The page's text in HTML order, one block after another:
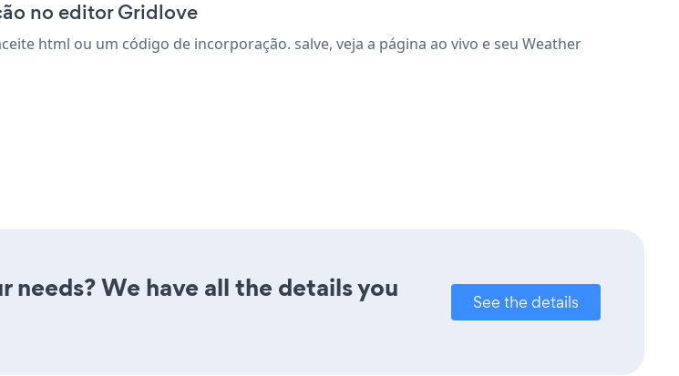
no editor Gridlove
html ou um código de incorporação. salve, veja a página ao vivo e seu Weather
We have all the details you
See the details